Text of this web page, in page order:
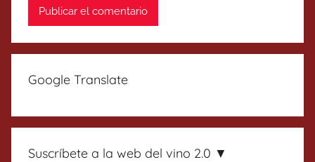
Google Translate
Suscríbete a la web del vino 2.0 ▼